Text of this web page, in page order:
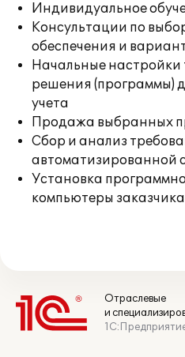
Индивидуальное
Консультации по
обеспечения и
Начальные настройки
решения (программы)
учета
Продажа выбранных
Сбор и анализ
автоматизированной
Установка
компьютеры заказчика
Отраслевые
и